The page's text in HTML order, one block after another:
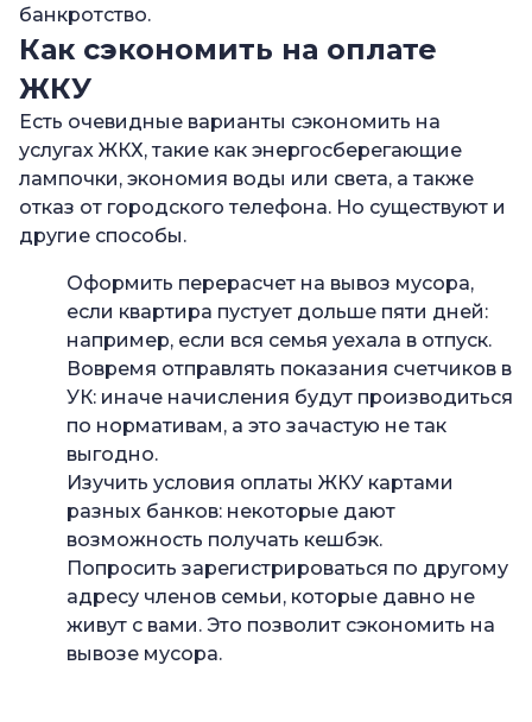
банкротство.
Как сэкономить на оплате
ЖКУ
Есть очевидные варианты сэкономить на
услугах ЖКХ, такие как энергосберегающие
лампочки, экономия воды или света, а также
отказ от городского телефона. Но существуют и
другие способы.
Оформить перерасчет на вывоз мусора,
если квартира пустует дольше пяти дней:
например, если вся семья уехала в отпуск.
Вовремя отправлять показания счетчиков в
УК: иначе начисления будут производиться
по нормативам, а это зачастую не так
выгодно.
Изучить условия оплаты ЖКУ картами
разных банков: некоторые дают
возможность получать кешбэк.
Попросить зарегистрироваться по другому
адресу членов семьи, которые давно не
живут с вами. Это позволит сэкономить на
вывозе мусора.